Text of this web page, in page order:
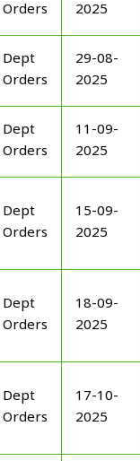
Orders
2025
Dept
Orders
29-08-
2025
Dept
Orders
11-09-
2025
Dept
Orders
15-09-
2025
Dept
Orders
18-09-
2025
Dept
Orders
17-10-
2025